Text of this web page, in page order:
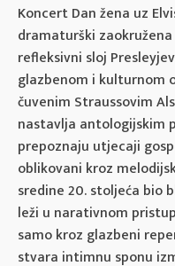
Koncert Dan žena uz
dramaturški
refleksivni sloj
glazbenom i kulturnom
čuvenim Straussovim
nastavlja antologijskim
prepoznaju utjecaji
oblikovani kroz
sredine 20. stoljeća bio
leži u narativnom
samo kroz glazbeni
stvara intimnu sponu